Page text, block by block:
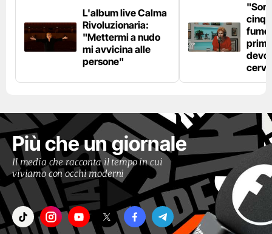
L'album live Calma
Rivoluzionaria:
"Mettermi a nudo
mi avvicina alle
persone"
fumo
devo
Più che un giornale
Il media che racconta il tempo in cui
viviamo con occhi moderni